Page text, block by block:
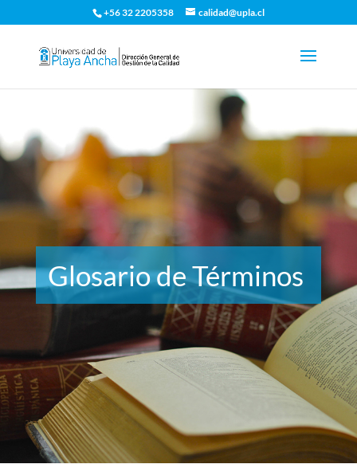
+56 32 2205358 calidad@upla.cl
Glosario de Términos